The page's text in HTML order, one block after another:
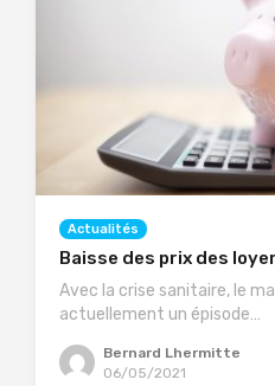
Actualités
Baisse des prix des
Avec la crise sanitaire, le
actuellement un épisode…
Bernard Lhermitte
06/05/2021